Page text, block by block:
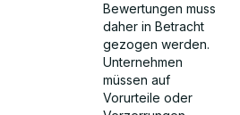
Bewertungen muss
daher in Betracht
gezogen werden.
Unternehmen
müssen auf
Vorurteile oder